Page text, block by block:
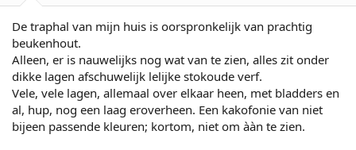
t
r
t
e
r
m
De traphal van mijn huis is oorspronkelijk van prachtig
beukenhout.
Alleen, er is nauwelijks nog wat van te zien, alles zit onder
dikke lagen afschuwelijk lelijke stokoude verf.
Vele, vele lagen, allemaal over elkaar heen, met bladders en
al, hup, nog een laag eroverheen. Een kakofonie van niet
bijeen passende kleuren; kortom, niet om ààn te zien.